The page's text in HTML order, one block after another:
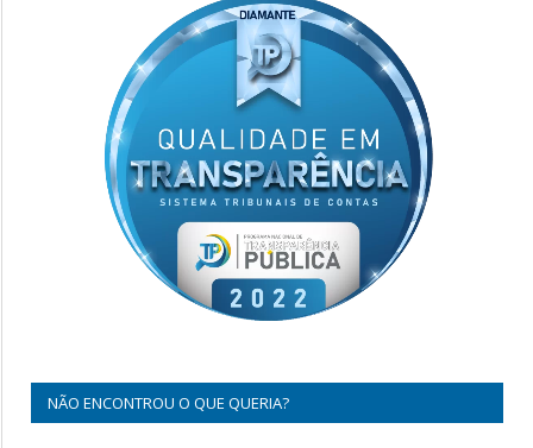
NÃO ENCONTROU O QUE QUERIA?